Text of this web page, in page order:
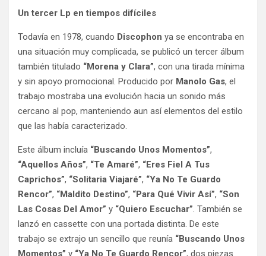
Un tercer Lp en tiempos difíciles
Todavía en 1978, cuando Discophon ya se encontraba en
una situación muy complicada, se publicó un tercer álbum
también titulado “Morena y Clara”, con una tirada mínima
y sin apoyo promocional. Producido por Manolo Gas, el
trabajo mostraba una evolución hacia un sonido más
cercano al pop, manteniendo aun así elementos del estilo
que las había caracterizado.
Este álbum incluía “Buscando Unos Momentos”,
“Aquellos Años”, “Te Amaré”, “Eres Fiel A Tus
Caprichos”, “Solitaria Viajaré”, “Ya No Te Guardo
Rencor”, “Maldito Destino”, “Para Qué Vivir Así”, “Son
Las Cosas Del Amor” y “Quiero Escuchar”. También se
lanzó en cassette con una portada distinta. De este
trabajo se extrajo un sencillo que reunía “Buscando Unos
Momentos” y “Ya No Te Guardo Rencor”, dos piezas